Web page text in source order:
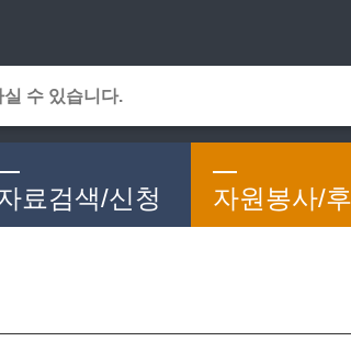
료검색/신청 자원봉사/